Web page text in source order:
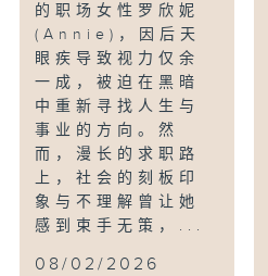
的职场女性罗欣妮
(Annie)，因后天
眼疾导致视力仅余
一成，被迫在黑暗
中重新寻找人生与
事业的方向。然
而，漫长的求职路
上，社会的刻板印
象与不理解曾让她
感到束手无策，...
08/02/2026